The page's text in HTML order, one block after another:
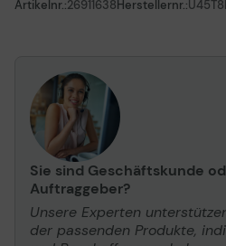
Artikelnr.:26911638Herstellernr.:
Sie sind Geschäftskunde
Auftraggeber?
Unsere Experten
der passenden Produkte,